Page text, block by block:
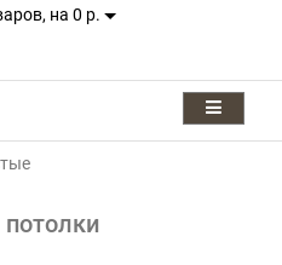
на 0 р.